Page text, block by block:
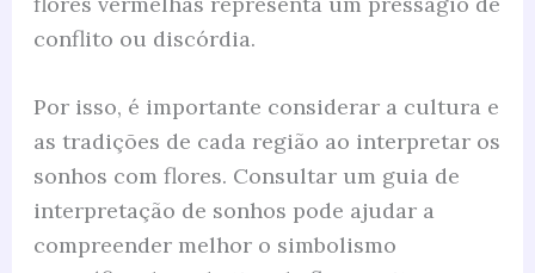
conflito ou discórdia.
Por isso, é importante considerar a cultura e
as tradições de cada região ao interpretar os
sonhos com flores. Consultar um guia de
interpretação de sonhos pode ajudar a
compreender melhor o simbolismo